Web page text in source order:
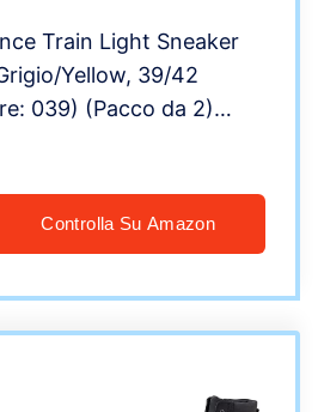
Train Light Sneaker
Yellow, 39/42
039) (Pacco da 2)
Controlla Su Amazon